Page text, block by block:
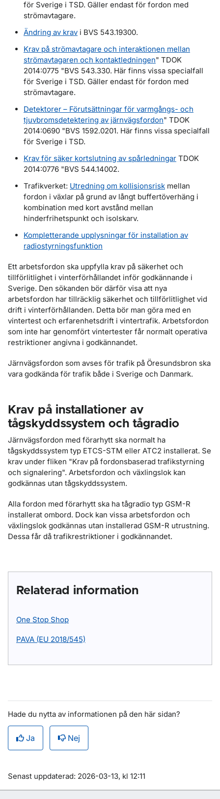
för Sverige i TSD. Gäller endast för fordon med
strömavtagare.
Ändring av krav i BVS 543.19300.
Krav på strömavtagare och interaktionen mellan
strömavtagaren och kontaktledningen" TDOK
2014:0775 "BVS 543.330. Här finns vissa specialfall
för Sverige i TSD. Gäller endast för fordon med
strömavtagare.
Detektorer – Förutsättningar för varmgångs- och
tjuvbromsdetektering av järnvägsfordon" TDOK
2014:0690 "BVS 1592.0201. Här finns vissa specialfall
för Sverige i TSD.
Krav för säker kortslutning av spårledningar TDOK
2014:0776 "BVS 544.14002.
Trafikverket: Utredning om kollisionsrisk mellan
fordon i växlar på grund av långt buffertöverhäng i
kombination med kort avstånd mellan
hinderfrihetspunkt och isolskarv.
Kompletterande upplysningar för installation av
radiostyrningsfunktion
Ett arbetsfordon ska uppfylla krav på säkerhet och
tillförlitlighet i vinterförhållandet inför godkännande i
Sverige. Den sökanden bör därför visa att nya
arbetsfordon har tillräcklig säkerhet och tillförlitlighet vid
drift i vinterförhållanden. Detta bör man göra med en
vintertest och erfarenhetsdrift i vintertrafik. Arbetsfordon
som inte har genomfört vintertester får normalt operativa
restriktioner angivna i godkännandet.
Järnvägsfordon som avses för trafik på Öresundsbron ska
vara godkända för trafik både i Sverige och Danmark.
Krav på installationer av
tågskyddssystem och tågradio
Järnvägsfordon med förarhytt ska normalt ha
tågskyddssystem typ ETCS-STM eller ATC2 installerat. Se
krav under fliken "Krav på fordonsbaserad trafikstyrning
och signalering". Arbetsfordon och växlingslok kan
godkännas utan tågskyddssystem.
Alla fordon med förarhytt ska ha tågradio typ GSM-R
installerat ombord. Dock kan vissa arbetsfordon och
växlingslok godkännas utan installerad GSM-R utrustning.
Dessa får då trafikrestriktioner i godkännandet.
Relaterad information
One Stop Shop
PAVA (EU 2018/545)
Hade du nytta av informationen på den här sidan?
Ja Nej
Om sidan
Senast uppdaterad: 2026-03-13, kl 12:11